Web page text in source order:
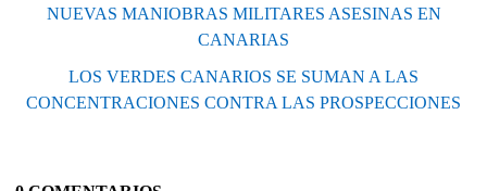
NUEVAS MANIOBRAS MILITARES ASESINAS EN
CANARIAS
LOS VERDES CANARIOS SE SUMAN A LAS
CONCENTRACIONES CONTRA LAS PROSPECCIONES